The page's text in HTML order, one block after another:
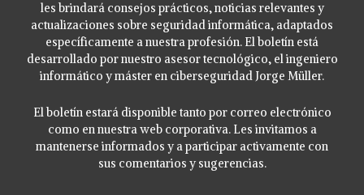
les brindará consejos prácticos, noticias relevantes y
actualizaciones sobre seguridad informática, adaptados
específicamente a nuestra profesión. El boletín está
desarrollado por nuestro asesor tecnológico, el ingeniero
informático y máster en ciberseguridad Jorge Müller.
El boletín estará disponible tanto por correo electrónico
como en nuestra web corporativa. Les invitamos a
mantenerse informados y a participar activamente con
sus comentarios y sugerencias.